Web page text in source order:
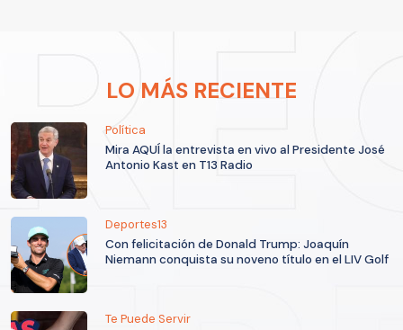
LO MÁS RECIENTE
Política
Mira AQUÍ la entrevista en vivo al Presidente José
Antonio Kast en T13 Radio
Deportes13
Con felicitación de Donald Trump: Joaquín
Niemann conquista su noveno título en el LIV Golf
Te Puede Servir